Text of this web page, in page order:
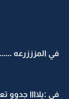
في المزززرعه
في :يلاااا جدوو